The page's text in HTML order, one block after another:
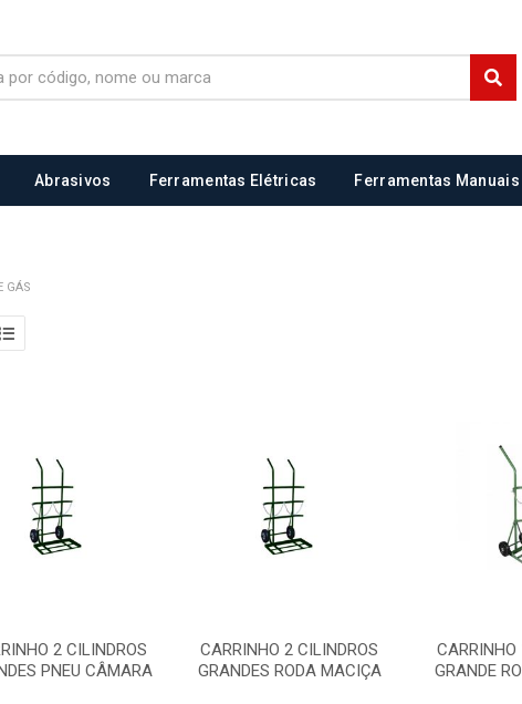
Abrasivos Ferramentas Elétricas Ferramentas Manuais
GÁS
2 CILINDROS
PNEU CÂMARA
CARRINHO 2 CILINDROS
GRANDES RODA MACIÇA
CARRINHO
GRANDE